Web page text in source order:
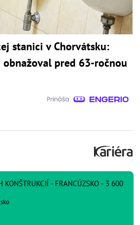
stanici v Chorvátsku:
pred 63-ročnou
KONŠTRUKCIÍ - FRANCÚZSKO - 3 600